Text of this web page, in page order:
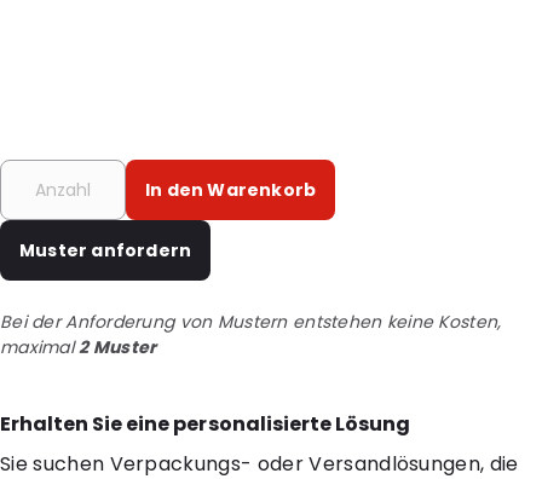
In den Warenkorb
Muster anfordern
Bei der Anforderung von Mustern entstehen keine Kosten,
maximal2 Muster
Erhalten Sie eine personalisierte Lösung
Sie suchen Verpackungs- oder Versandlösungen, die